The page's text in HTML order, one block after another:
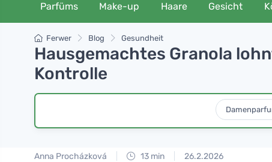
Parfüms Make-up Haare Gesicht
Ferwer Blog Gesundheit
Hausgemachtes Granola
Kontrolle
Anna Procházková 13 min 26.2.2026